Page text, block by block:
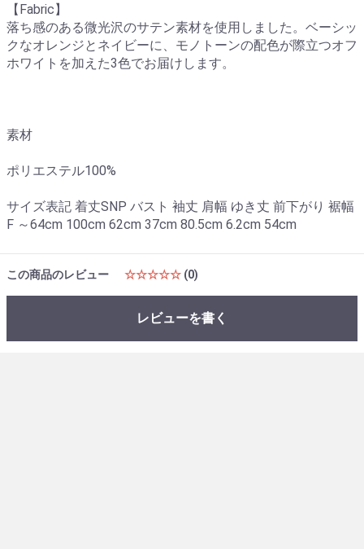
【Fabric】
落ち感のある微光沢のサテン素材を使用しました。ベーシッ
クなオレンジとネイビーに、モノトーンの配色が際立つオフ
ホワイトを加えた3色でお届けします。
素材
ポリエステル100%
サイズ表記 着丈SNP バスト 袖丈 肩幅 ゆき丈 前下がり 裾幅
F ～64cm 100cm 62cm 37cm 80.5cm 6.2cm 54cm
この商品のレビュー ☆☆☆☆☆ (0)
レビューを書く